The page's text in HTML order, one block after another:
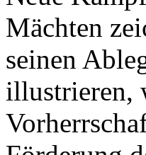
Mächten
seinen
illustrieren,